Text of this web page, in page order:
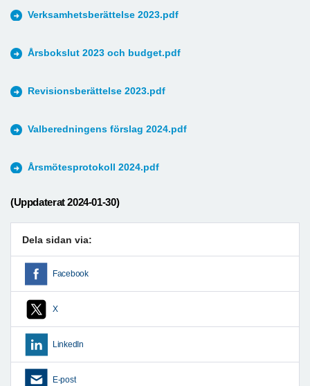
Verksamhetsberättelse 2023.pdf
Årsbokslut 2023 och budget.pdf
Revisionsberättelse 2023.pdf
Valberedningens förslag 2024.pdf
Årsmötesprotokoll 2024.pdf
(Uppdaterat 2024-01-30)
Dela sidan via:
Facebook
X
LinkedIn
E-post